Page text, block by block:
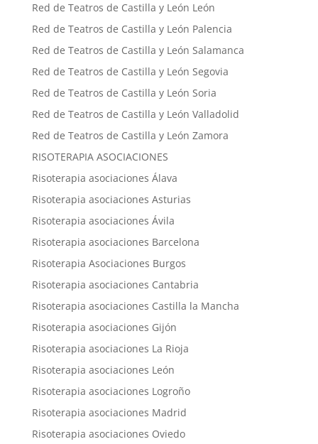
Red de Teatros de Castilla y León León
Red de Teatros de Castilla y León Palencia
Red de Teatros de Castilla y León Salamanca
Red de Teatros de Castilla y León Segovia
Red de Teatros de Castilla y León Soria
Red de Teatros de Castilla y León Valladolid
Red de Teatros de Castilla y León Zamora
RISOTERAPIA ASOCIACIONES
Risoterapia asociaciones Álava
Risoterapia asociaciones Asturias
Risoterapia asociaciones Ávila
Risoterapia asociaciones Barcelona
Risoterapia Asociaciones Burgos
Risoterapia asociaciones Cantabria
Risoterapia asociaciones Castilla la Mancha
Risoterapia asociaciones Gijón
Risoterapia asociaciones La Rioja
Risoterapia asociaciones León
Risoterapia asociaciones Logroño
Risoterapia asociaciones Madrid
Risoterapia asociaciones Oviedo